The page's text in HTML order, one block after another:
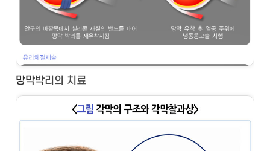
망막박리의 치료